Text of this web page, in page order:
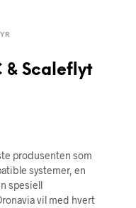
& Scaleflyt
produsenten som
systemer, en
spesiell
vil med hvert